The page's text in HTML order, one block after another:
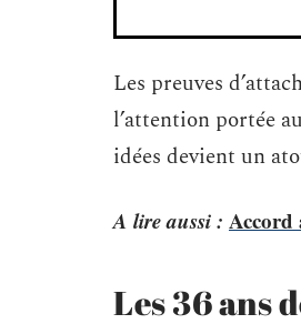
Les preuves
l’attention portée
idées devient un
A lire aussi : Accord
Les 36 ans